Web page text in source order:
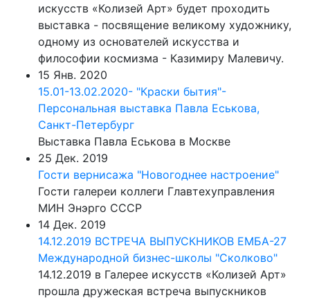
искусств «Колизей Арт» будет проходить
выставка - посвящение великому художнику,
одному из основателей искусства и
философии космизма - Казимиру Малевичу.
15 Янв. 2020
15.01-13.02.2020- "Краски бытия"-
Персональная выставка Павла Еськова,
Санкт-Петербург
Выставка Павла Еськова в Москве
25 Дек. 2019
Гости вернисажа "Новогоднее настроение"
Гости галереи коллеги Главтехуправления
МИН Энэрго СССР
14 Дек. 2019
14.12.2019 ВСТРЕЧА ВЫПУСКНИКОВ ЕМБА-27
Международной бизнес-школы "Сколково"
14.12.2019 в Галерее искусств «Колизей Арт»
прошла дружеская встреча выпускников